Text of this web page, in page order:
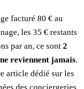
facturé 80 € au
les 35 € restants
par an, ce sont 2
reviennent jamais.
article dédié sur les